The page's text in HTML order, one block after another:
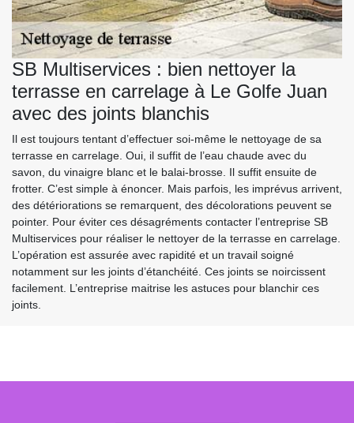
SB Multiservices : bien nettoyer la
terrasse en carrelage à Le Golfe Juan
avec des joints blanchis
Il est toujours tentant d’effectuer soi-même le nettoyage de sa
terrasse en carrelage. Oui, il suffit de l’eau chaude avec du
savon, du vinaigre blanc et le balai-brosse. Il suffit ensuite de
frotter. C’est simple à énoncer. Mais parfois, les imprévus arrivent,
des détériorations se remarquent, des décolorations peuvent se
pointer. Pour éviter ces désagréments contacter l’entreprise SB
Multiservices pour réaliser le nettoyer de la terrasse en carrelage.
L’opération est assurée avec rapidité et un travail soigné
notamment sur les joints d’étanchéité. Ces joints se noircissent
facilement. L’entreprise maitrise les astuces pour blanchir ces
joints.